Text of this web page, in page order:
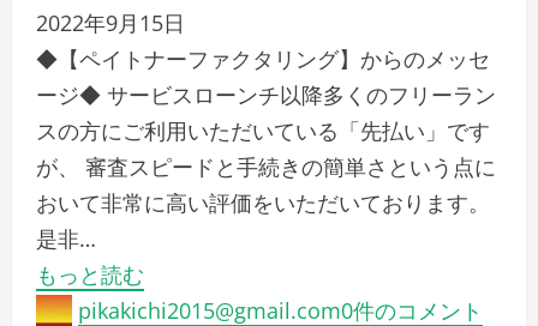
2022年9月15日
◆【ペイトナーファクタリング】からのメッセ
ージ◆ サービスローンチ以降多くのフリーラン
スの方にご利用いただいている「先払い」です
が、 審査スピードと手続きの簡単さという点に
おいて非常に高い評価をいただいております。
是非…
もっと読む
pikakichi2015@gmail.com0件のコメント